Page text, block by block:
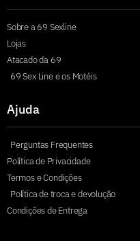
Sobre a 69 Sexline
Lojas
Atacado da 69
69 Sex Line e os Motéis
Ajuda
Perguntas Frequentes
Política de Privacidade
Termos e Condições
Política de troca e devolução
Condições de Entrega